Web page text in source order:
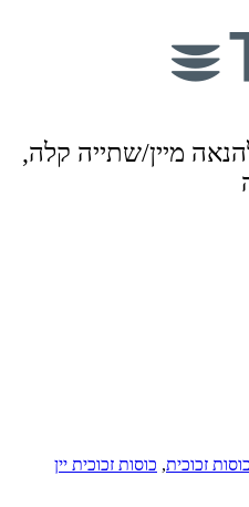
מיין/שתייה קלה,
כוסות זכוכית, כוסות זכוכית יין